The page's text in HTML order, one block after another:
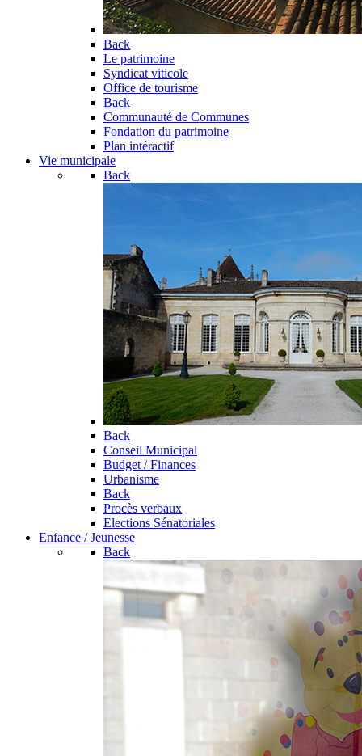
Back
Le patrimoine
Syndicat viticole
Office de tourisme
Back
Communauté de Communes
Fondation du patrimoine
Plan intéractif
Vie municipale
Back
Back
Conseil Municipal
Budget / Finances
Urbanisme
Back
Procès verbaux
Elections Sénatoriales
Enfance / Jeunesse
Back